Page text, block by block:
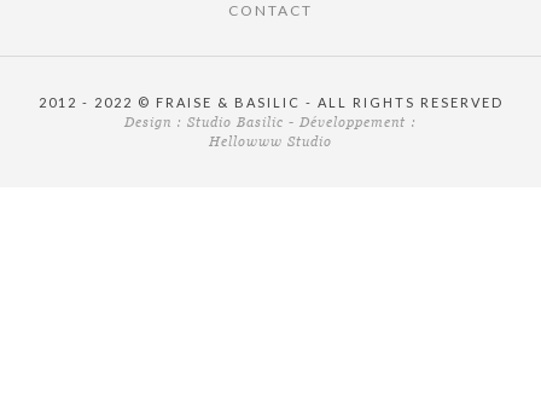
CONTACT
2012 - 2022 © FRAISE & BASILIC - ALL RIGHTS RESERVED
Design : Studio Basilic - Développement :
Hellowww Studio